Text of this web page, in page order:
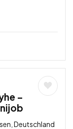
–
Deutschland